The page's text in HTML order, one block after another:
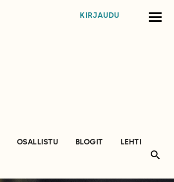
KIRJAUDU
OSALLISTU BLOGIT
LEHTI